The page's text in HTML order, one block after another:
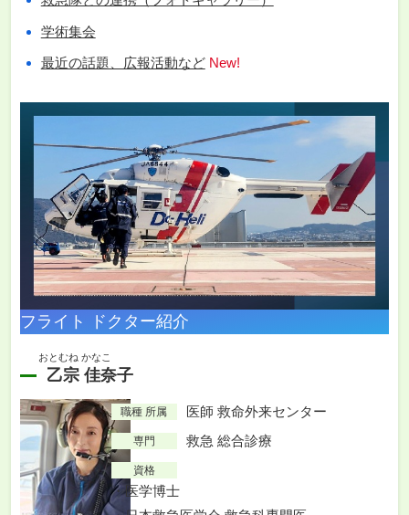
学術集会
最近の話題、広報活動など New!
フライト ドクター紹介
おとむね かなこ
乙宗 佳奈子
職種 所属 医師 救命外来センター
専門 救急 総合診療
資格
医学博士